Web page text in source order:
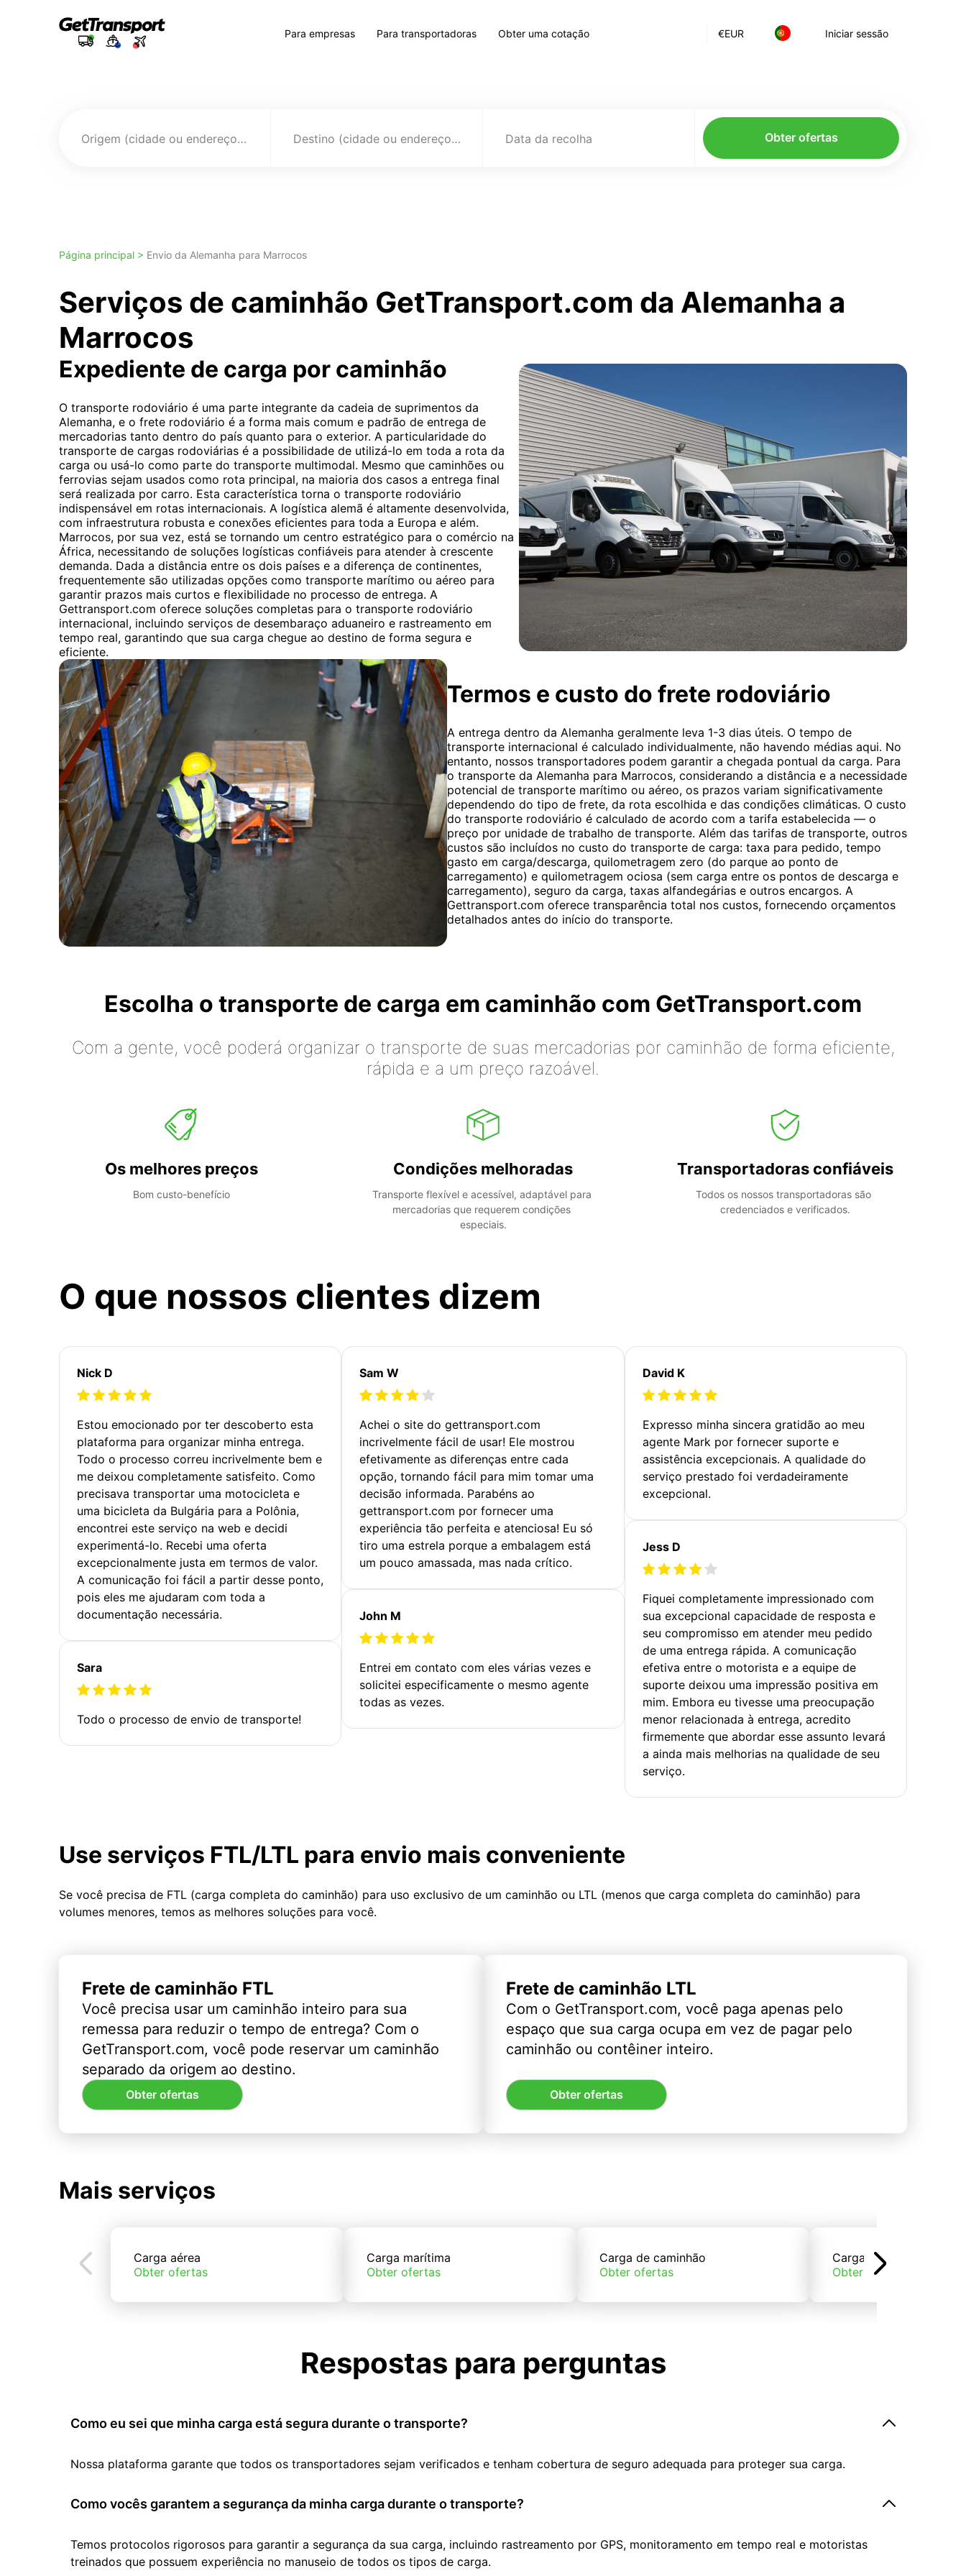
€EUR Iniciar sessão
Para empresas Para transportadoras Obter uma cotação
Origem (cidade ou endereço) Destino (cidade ou endereço) Data da recolha Obter ofertas
Página principal > Envio da Alemanha para Marrocos
Serviços de caminhão GetTransport.com da Alemanha a
Marrocos
Expediente de carga por caminhão
O transporte rodoviário é uma parte integrante da cadeia de suprimentos da
Alemanha, e o frete rodoviário é a forma mais comum e padrão de entrega de
mercadorias tanto dentro do país quanto para o exterior. A particularidade do
transporte de cargas rodoviárias é a possibilidade de utilizá-lo em toda a rota da
carga ou usá-lo como parte do transporte multimodal. Mesmo que caminhões ou
ferrovias sejam usados como rota principal, na maioria dos casos a entrega final
será realizada por carro. Esta característica torna o transporte rodoviário
indispensável em rotas internacionais. A logística alemã é altamente desenvolvida,
com infraestrutura robusta e conexões eficientes para toda a Europa e além.
Marrocos, por sua vez, está se tornando um centro estratégico para o comércio na
África, necessitando de soluções logísticas confiáveis para atender à crescente
demanda. Dada a distância entre os dois países e a diferença de continentes,
frequentemente são utilizadas opções como transporte marítimo ou aéreo para
garantir prazos mais curtos e flexibilidade no processo de entrega. A
Gettransport.com oferece soluções completas para o transporte rodoviário
internacional, incluindo serviços de desembaraço aduaneiro e rastreamento em
tempo real, garantindo que sua carga chegue ao destino de forma segura e
eficiente.
Termos e custo do frete rodoviário
A entrega dentro da Alemanha geralmente leva 1-3 dias úteis. O tempo de
transporte internacional é calculado individualmente, não havendo médias aqui. No
entanto, nossos transportadores podem garantir a chegada pontual da carga. Para
o transporte da Alemanha para Marrocos, considerando a distância e a necessidade
potencial de transporte marítimo ou aéreo, os prazos variam significativamente
dependendo do tipo de frete, da rota escolhida e das condições climáticas. O custo
do transporte rodoviário é calculado de acordo com a tarifa estabelecida — o
preço por unidade de trabalho de transporte. Além das tarifas de transporte, outros
custos são incluídos no custo do transporte de carga: taxa para pedido, tempo
gasto em carga/descarga, quilometragem zero (do parque ao ponto de
carregamento) e quilometragem ociosa (sem carga entre os pontos de descarga e
carregamento), seguro da carga, taxas alfandegárias e outros encargos. A
Gettransport.com oferece transparência total nos custos, fornecendo orçamentos
detalhados antes do início do transporte.
Escolha o transporte de carga em caminhão com GetTransport.com
Com a gente, você poderá organizar o transporte de suas mercadorias por caminhão de forma eficiente,
rápida e a um preço razoável.
Os melhores preços
Bom custo-benefício
Condições melhoradas
Transporte flexível e acessível, adaptável para
mercadorias que requerem condições
especiais.
Transportadoras confiáveis
Todos os nossos transportadoras são
credenciados e verificados.
O que nossos clientes dizem
Nick D
Estou emocionado por ter descoberto esta
plataforma para organizar minha entrega.
Todo o processo correu incrivelmente bem e
me deixou completamente satisfeito. Como
precisava transportar uma motocicleta e
uma bicicleta da Bulgária para a Polônia,
encontrei este serviço na web e decidi
experimentá-lo. Recebi uma oferta
excepcionalmente justa em termos de valor.
A comunicação foi fácil a partir desse ponto,
pois eles me ajudaram com toda a
documentação necessária.
Sara
Todo o processo de envio de transporte!
Sam W
Achei o site do gettransport.com
incrivelmente fácil de usar! Ele mostrou
efetivamente as diferenças entre cada
opção, tornando fácil para mim tomar uma
decisão informada. Parabéns ao
gettransport.com por fornecer uma
experiência tão perfeita e atenciosa! Eu só
tiro uma estrela porque a embalagem está
um pouco amassada, mas nada crítico.
John M
Entrei em contato com eles várias vezes e
solicitei especificamente o mesmo agente
todas as vezes.
David K
Expresso minha sincera gratidão ao meu
agente Mark por fornecer suporte e
assistência excepcionais. A qualidade do
serviço prestado foi verdadeiramente
excepcional.
Jess D
Fiquei completamente impressionado com
sua excepcional capacidade de resposta e
seu compromisso em atender meu pedido
de uma entrega rápida. A comunicação
efetiva entre o motorista e a equipe de
suporte deixou uma impressão positiva em
mim. Embora eu tivesse uma preocupação
menor relacionada à entrega, acredito
firmemente que abordar esse assunto levará
a ainda mais melhorias na qualidade de seu
serviço.
Use serviços FTL/LTL para envio mais conveniente
Se você precisa de FTL (carga completa do caminhão) para uso exclusivo de um caminhão ou LTL (menos que carga completa do caminhão) para
volumes menores, temos as melhores soluções para você.
Frete de caminhão FTL
Você precisa usar um caminhão inteiro para sua
remessa para reduzir o tempo de entrega? Com o
GetTransport.com, você pode reservar um caminhão
separado da origem ao destino.
Obter ofertas
Frete de caminhão LTL
Com o GetTransport.com, você paga apenas pelo
espaço que sua carga ocupa em vez de pagar pelo
caminhão ou contêiner inteiro.
Obter ofertas
Mais serviços
Carga aérea
Obter ofertas
Carga marítima
Obter ofertas
Carga de caminhão
Obter ofertas
Carga de trem
Obter ofertas
Respostas para perguntas
Como eu sei que minha carga está segura durante o transporte?
Nossa plataforma garante que todos os transportadores sejam verificados e tenham cobertura de seguro adequada para proteger sua carga.
Como vocês garantem a segurança da minha carga durante o transporte?
Temos protocolos rigorosos para garantir a segurança da sua carga, incluindo rastreamento por GPS, monitoramento em tempo real e motoristas
treinados que possuem experiência no manuseio de todos os tipos de carga.